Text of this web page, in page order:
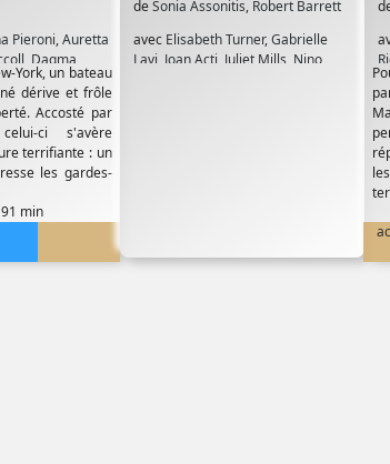
Pieroni,Auretta
Dagma
Frezza,Ian
,Paolo
,Stefania D
York, un bateau
dérive et frôle
Accosté par
ci s'avère
terrifiante : un
les gardes-
min
deSonia Assonitis, Robert Barrett
avec Elisabeth Turner,Gabrielle
Lavi Joan Acti Juliet Mills Nino